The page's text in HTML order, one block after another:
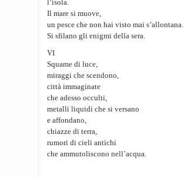
l’isola.
Il mare si muove,
un pesce che non hai visto mai s’allontana.
Si sfilano gli enigmi della sera.
VI
Squame di luce,
miraggi che scendono,
città immaginate
che adesso occulti,
metalli liquidi che si versano
e affondano,
chiazze di terra,
rumori di cieli antichi
che ammutoliscono nell’acqua.